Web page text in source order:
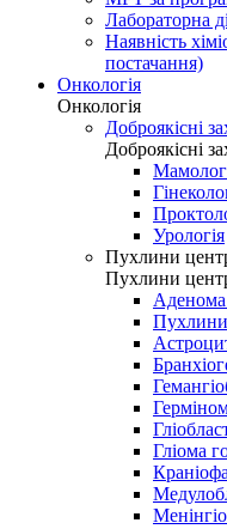
Лабораторна
Наявність
постачання)
Онкологія
Онкологія
Доброякісні
Доброякісні
Урологія
Пухлини
Пухлини
Аденома
Пухлини
Гліома